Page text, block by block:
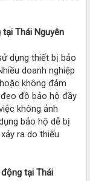
Thái Nguyên
dụng thiết bị bảo
doanh nghiệp
không đảm
đồ bảo hộ đầy
không ảnh
bảo hộ dễ bị
ra do thiếu
tại Thái